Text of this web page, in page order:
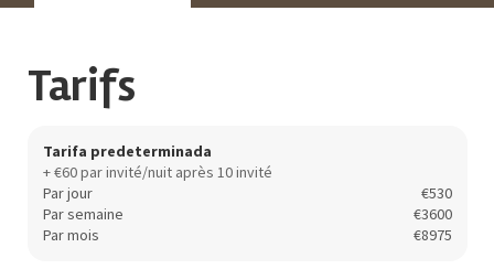
Contactez-nous
Tarifs
Tarifa predeterminada
+ €60 par invité/nuit après 10 invité
Par jour
€530
Par semaine
€3600
Par mois
€8975